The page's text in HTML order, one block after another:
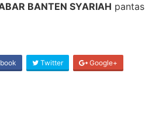
BANTEN SYARIAH pantas
Twitter Google+